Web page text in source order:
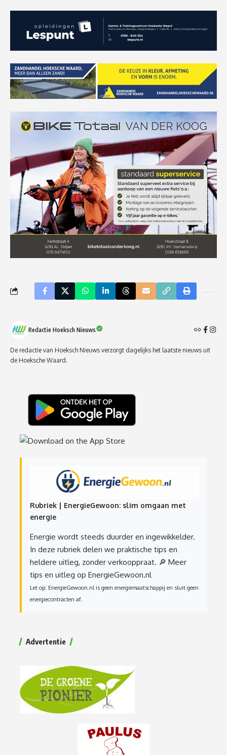
Redactie Hoeksch Nieuws
De redactie van Hoeksch Nieuws verzorgt dagelijks het laatste nieuws uit
de Hoeksche Waard.
Rubriek | EnergieGewoon: slim omgaan met
energie
Energie wordt steeds duurder en ingewikkelder.
In deze rubriek delen we praktische tips en
heldere uitleg, zonder verkooppraat. 🔎 Meer
tips en uitleg op EnergieGewoon.nl
Let op: EnergieGewoon.nl is geen energiemaatschappij en sluit geen
energiecontracten af.
Advertentie